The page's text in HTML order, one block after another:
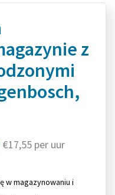
z
€17,55 per uur
w magazynowaniu i